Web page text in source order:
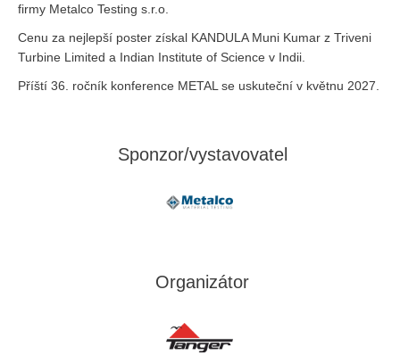
firmy Metalco Testing s.r.o.
Cenu za nejlepší poster získal KANDULA Muni Kumar z Triveni
Turbine Limited a Indian Institute of Science v Indii.
Příští 36. ročník konference METAL se uskuteční v květnu 2027.
Sponzor/vystavovatel
Organizátor